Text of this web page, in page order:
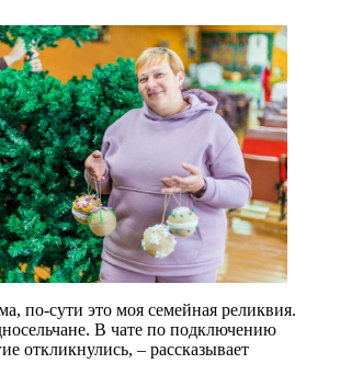
по-сути это моя семейная реликвия.
В чате по подключению
откликнулись, – рассказывает